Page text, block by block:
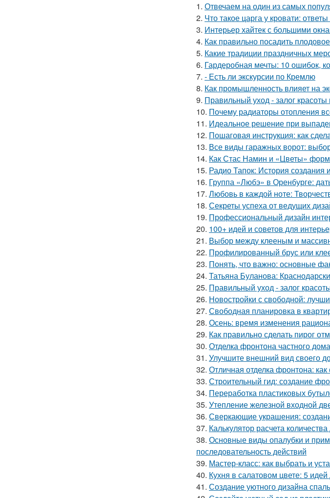
1. Отвечаем на один из самых
2. Что такое царга у кровати:
3. Интерьер хайтек с большими
4. Как правильно посадить
5. Какие традиции праздничных
6. Гардеробная мечты: 10 ошибок,
7. - Есть ли экскурсии по Кремлю
8. Как промышленность влияет на
9. Правильный уход - залог красоты
10. Почему радиаторы отопления
11. Идеальное решение при
12. Пошаговая инструкция: как
13. Все виды гаражных ворот:
14. Как Стас Намин и «Цветы»
15. Радио Тапок: История создания
16. Группа «Любэ» в Оренбурге:
17. Любовь в каждой ноте:
18. Секреты успеха от ведущих
19. Профессиональный дизайн
20. 100+ идей и советов для
21. Выбор между клееным и
22. Профилированный брус или
23. Понять, что важно: основные
24. Татьяна Буланова:
25. Правильный уход - залог
26. Новостройки с свободной:
27. Свободная планировка в
28. Осень: время изменения
29. Как правильно сделать пирог
30. Отделка фронтона частного
31. Улучшите внешний вид своего
32. Отличная отделка фронтона:
33. Строительный гид: создание
34. Переработка пластиковых
35. Утепление железной входной
36. Сверкающие украшения:
37. Калькулятор расчета
38. Основные виды опалубки и
последовательность действий
39. Мастер-класс: как выбрать и
40. Кухня в салатовом цвете: 5
41. Создание уютного дизайна